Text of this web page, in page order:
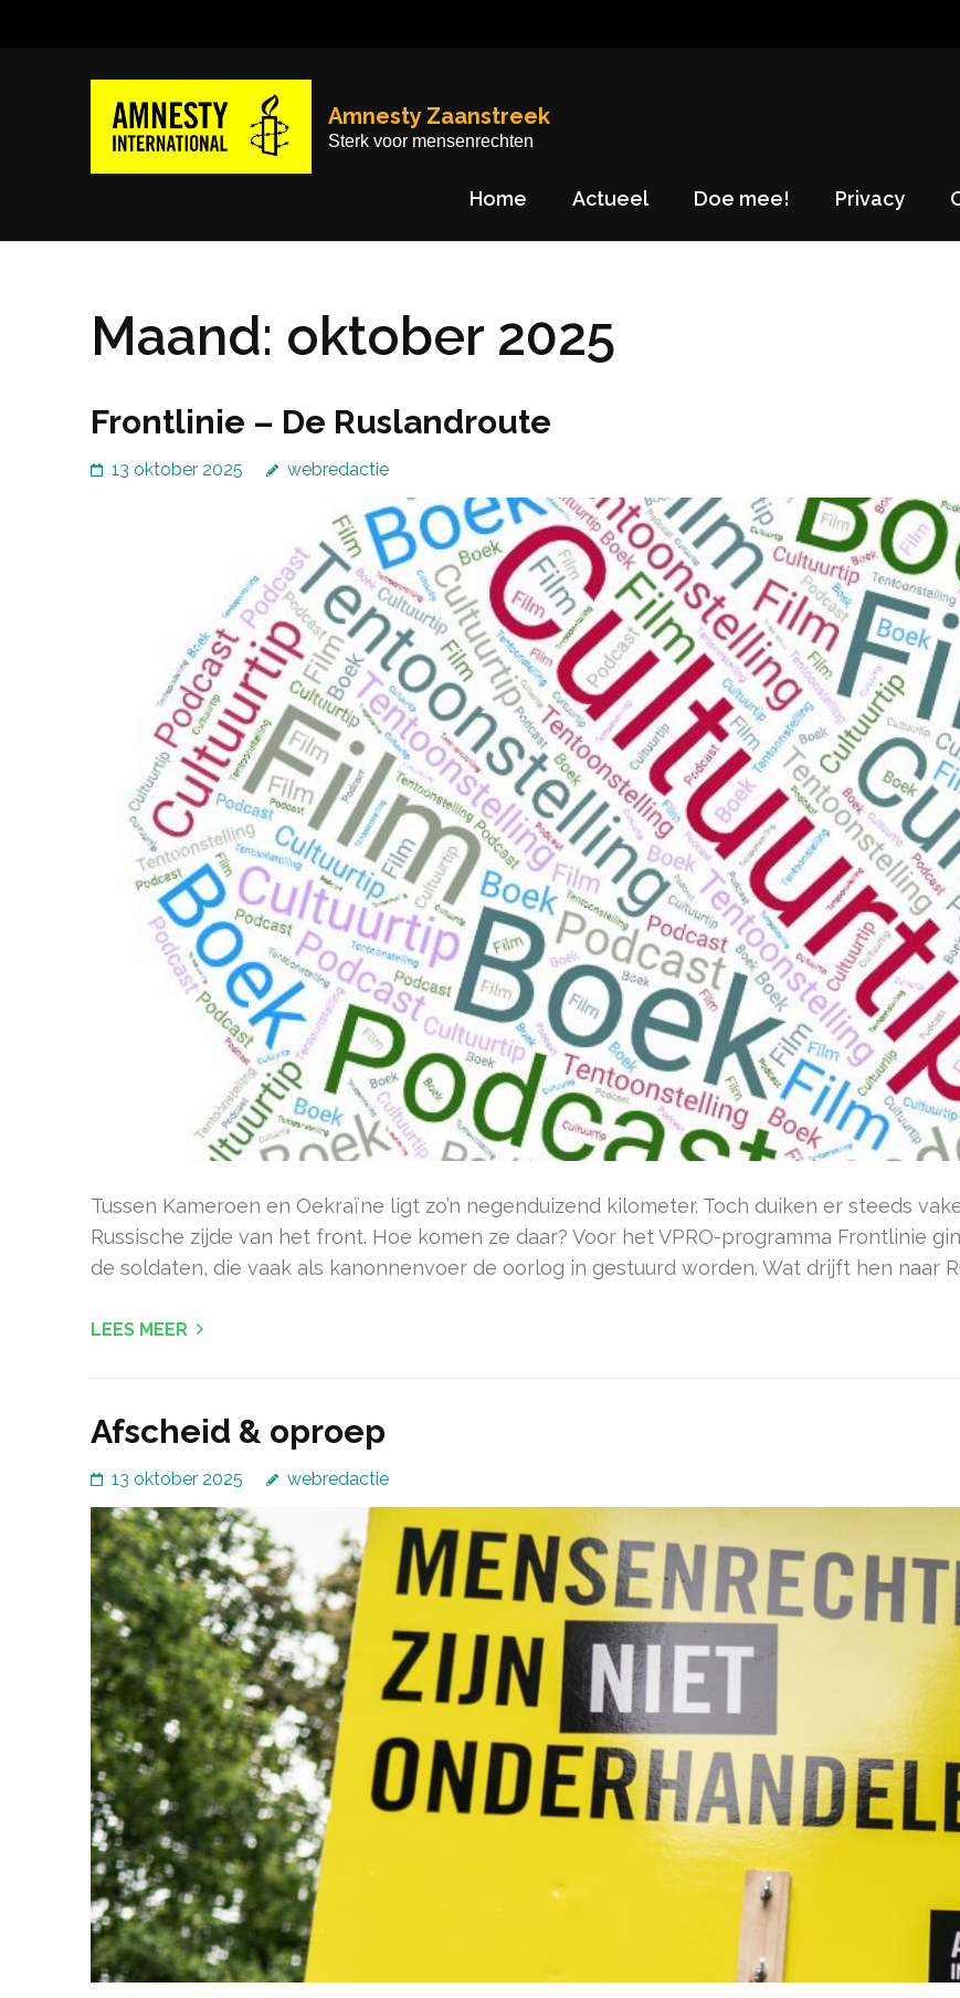
Amnesty Zaanstreek
Sterk voor mensenrechten
Home Actueel Doe mee! Privacy
Maand: oktober 2025
Frontlinie – De Ruslandroute
13 oktober 2025 webredactie
Tussen Kameroen en Oekraïne ligt zo’n negenduizend kilometer. Toch duiken er steeds
Russische zijde van het front. Hoe komen ze daar? Voor het VPRO-programma Frontlinie
de soldaten, die vaak als kanonnenvoer de oorlog in gestuurd worden. Wat drijft hen naar
LEES MEER
Afscheid & oproep
13 oktober 2025 webredactie